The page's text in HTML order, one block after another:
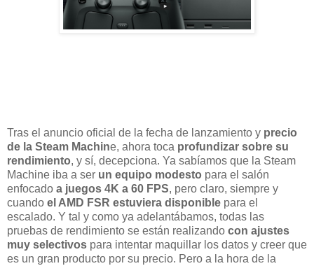
Tras el anuncio oficial de la fecha de lanzamiento y precio
de la Steam Machine, ahora toca profundizar sobre su
rendimiento, y sí, decepciona. Ya sabíamos que la Steam
Machine iba a ser un equipo modesto para el salón
enfocado a juegos 4K a 60 FPS, pero claro, siempre y
cuando el AMD FSR estuviera disponible para el
escalado. Y tal y como ya adelantábamos, todas las
pruebas de rendimiento se están realizando con ajustes
muy selectivos para intentar maquillar los datos y creer que
es un gran producto por su precio. Pero a la hora de la